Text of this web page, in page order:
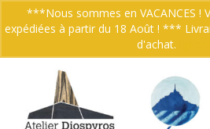
Votre panier 0.00€
***Nous sommes en VACANCES !
expédiées à partir du 18 Août ! ***
d'achat.